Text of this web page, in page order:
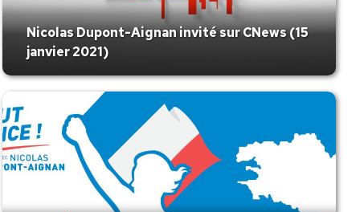
Nicolas Dupont-Aignan invité sur CNews (15
janvier 2021)